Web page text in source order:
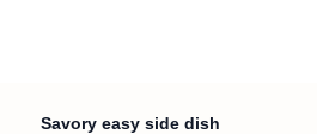
Savory easy side dish